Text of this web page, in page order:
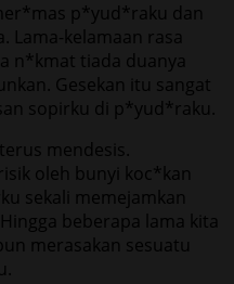
p*yud*raku dan
Lama-kelamaan rasa
n*kmat tiada duanya
Gesekan itu sangat
sopirku di p*yud*raku.
mendesis.
oleh bunyi koc*kan
sekali memejamkan
beberapa lama kita
merasakan sesuatu